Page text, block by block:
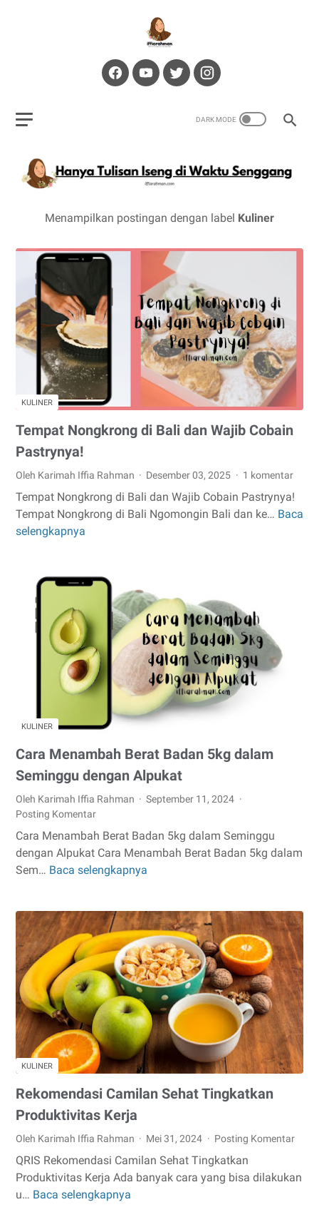
Menampilkan postingan dengan label Kuliner
KULINER
Tempat Nongkrong di Bali dan Wajib Cobain
Pastrynya!
Oleh Karimah Iffia Rahman Desember 03, 2025 1 komentar
Tempat Nongkrong di Bali dan Wajib Cobain Pastrynya!
Tempat Nongkrong di Bali Ngomongin Bali dan ke… Baca
selengkapnya
Tempat
dan
Wajib
Cobain
Pastrynya!
KULINER
Cara Menambah Berat Badan 5kg dalam
Seminggu dengan Alpukat
Oleh Karimah Iffia Rahman
September 11, 2024
Posting Komentar
Cara Menambah Berat Badan 5kg dalam Seminggu
dengan Alpukat Cara Menambah Berat Badan 5kg dalam
Sem… Baca selengkapnya
Badan
5kg
dalam
Seminggu
dengan
Alpukat
KULINER
Rekomendasi Camilan Sehat Tingkatkan
Produktivitas Kerja
Oleh Karimah Iffia Rahman Mei 31, 2024 Posting Komentar
QRIS Rekomendasi Camilan Sehat Tingkatkan
Produktivitas Kerja Ada banyak cara yang bisa dilakukan
u… Baca selengkapnya